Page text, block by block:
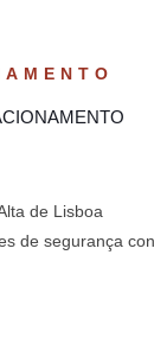
de Lisboa
de segurança